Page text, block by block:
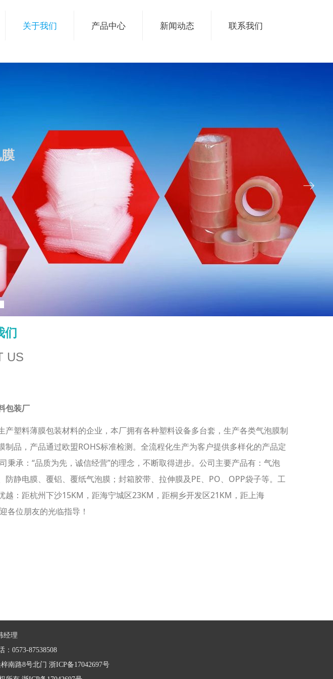
关于我们 产品中心 新闻动态 联系我们
ꁹ
们
US
包装厂
产塑料薄膜包装材料的企业，本厂拥有各种塑料设备多台套，生产各类气泡膜制
制品，产品通过欧盟ROHS标准检测。全流程化生产为客户提供多样化的产品定
秉承：“品质为先，诚信经营”的理念，不断取得进步。公司主要产品有：气泡
防静电膜、覆铝、覆纸气泡膜；封箱胶带、拉伸膜及PE、PO、OPP袋子等。工
越：距杭州下沙15KM，距海宁城区23KM，距桐乡开发区21KM，距上海
各位朋友的光临指导！
经理
：0573-87538508
南路8号北门 浙ICP备17042697号